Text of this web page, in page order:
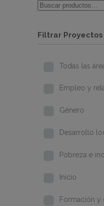
Filtrar Proyectos
Todas las
Empleo y
Género
Desarrollo
Pobreza e
Inicio
Formación y